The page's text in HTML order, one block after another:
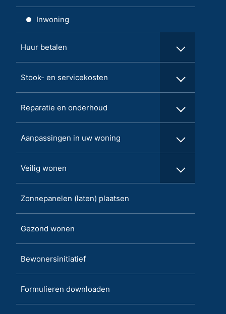
Inwoning
Huur betalen
Stook- en servicekosten
Reparatie en onderhoud
Aanpassingen in uw woning
Veilig wonen
Zonnepanelen (laten) plaatsen
Gezond wonen
Bewonersinitiatief
Formulieren downloaden